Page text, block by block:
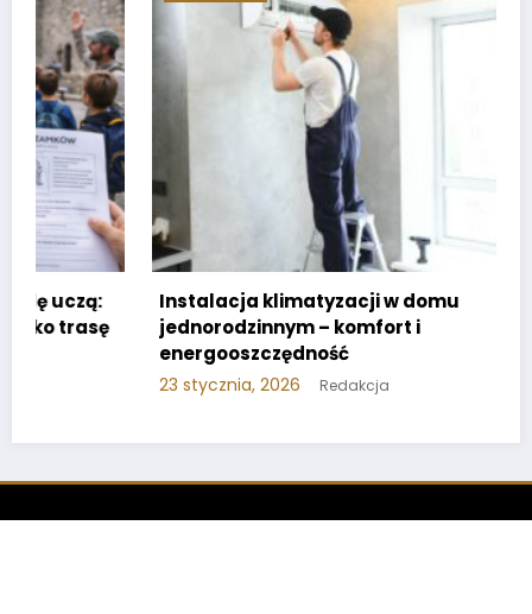
Instalacja klimatyzacji w domu
jednorodzinnym – komfort i
energooszczędność
23 stycznia, 2026 Redakcja